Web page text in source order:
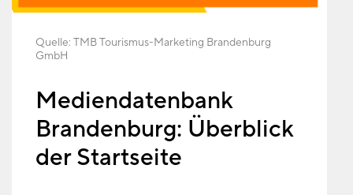
Quelle: TMB Tourismus-Marketing Brandenburg
GmbH
Mediendatenbank
Brandenburg: Überblick
der Startseite